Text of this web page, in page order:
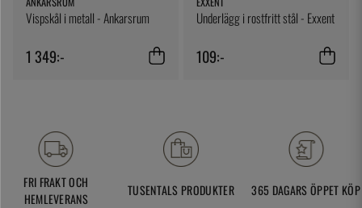
Vispskål i metall - Ankarsrum
1 349:-
Underlägg i rostfritt stål - Exxent
109:-
FRI FRAKT OCH
HEMLEVERANS
TUSENTALS PRODUKTER 365 DAGARS ÖPPET KÖP